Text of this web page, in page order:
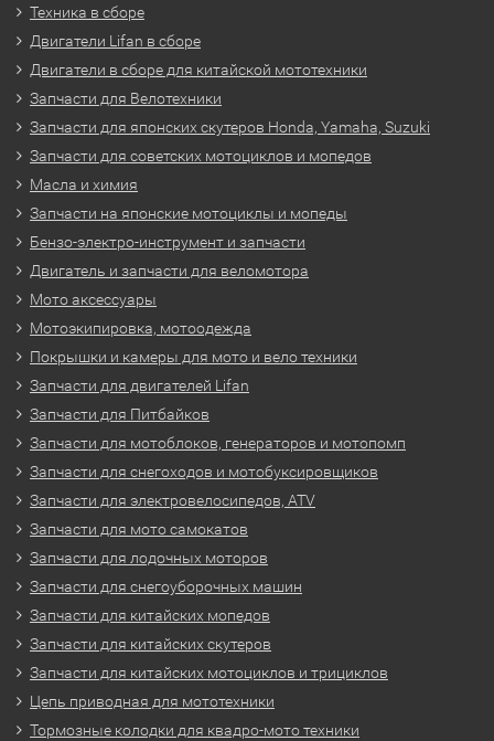
Техника в сборе
Двигатели Lifan в сборе
Двигатели в сборе для китайской мототехники
Запчасти для Велотехники
Запчасти для японских скутеров Honda, Yamaha, Suzuki
Запчасти для советских мотоциклов и мопедов
Масла и химия
Запчасти на японские мотоциклы и мопеды
Бензо-электро-инструмент и запчасти
Двигатель и запчасти для веломотора
Мото аксессуары
Мотоэкипировка, мотоодежда
Покрышки и камеры для мото и вело техники
Запчасти для двигателей Lifan
Запчасти для Питбайков
Запчасти для мотоблоков, генераторов и мотопомп
Запчасти для снегоходов и мотобуксировщиков
Запчасти для электровелосипедов, ATV
Запчасти для мото самокатов
Запчасти для лодочных моторов
Запчасти для снегоуборочных машин
Запчасти для китайских мопедов
Запчасти для китайских скутеров
Запчасти для китайских мотоциклов и трициклов
Цепь приводная для мототехники
Тормозные колодки для квадро-мото техники